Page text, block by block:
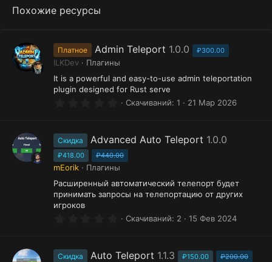
Похожие ресурсы
Платное Admin Teleport 1.0.0 ₽300.00
ILKDev
Плагины
It is a powerful and easy-to-use admin teleportation
plugin designed for Rust serve
0
з
в
ё
з
Скачиваний 1 21 Мар 2026
Скидка Advanced Auto Teleport 1.0.0
₽418.00 ₽440.00
mEorik
Плагины
Расширенный автоматический телепорт будет
принимать запросы на телепортацию от других
игроков
0
з
Скачиваний 2 15 Фев 2024
Скидка Auto Teleport 1.1.3 ₽150.00 ₽200.00